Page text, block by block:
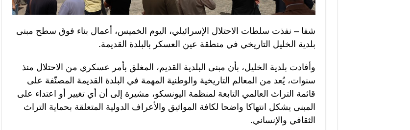
شفا – نفذت سلطات الاحتلال الإسرائيلي، اليوم الخميس، أعمال بناء فوق سطح مبنى
بلدية الخليل التاريخي في منطقة عين العسكر بالبلدة القديمة.
وأفادت بلدية الخليل، بأن مبنى البلدية القديم، المغلق بأمر عسكري من الاحتلال منذ
سنوات، يُعد من المعالم التاريخية والوطنية المهمة في البلدة القديمة المصنّفة على
قائمة التراث العالمي التابعة لمنظمة اليونسكو، مشيرة إلى أن أي تغيير أو اعتداء على
المبنى يشكل انتهاكا واضحا لكافة المواثيق والأعراف الدولية المتعلقة بحماية التراث
الثقافي والإنساني.